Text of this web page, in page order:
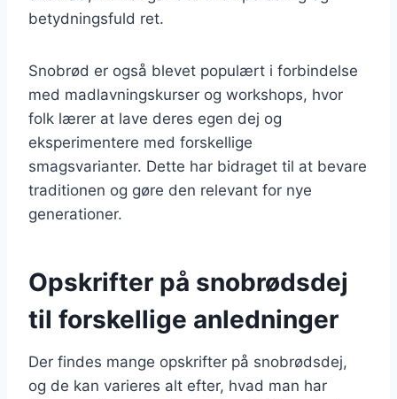
betydningsfuld ret.
Snobrød er også blevet populært i forbindelse
med madlavningskurser og workshops, hvor
folk lærer at lave deres egen dej og
eksperimentere med forskellige
smagsvarianter. Dette har bidraget til at bevare
traditionen og gøre den relevant for nye
generationer.
Opskrifter på snobrødsdej
til forskellige anledninger
Der findes mange opskrifter på snobrødsdej,
og de kan varieres alt efter, hvad man har